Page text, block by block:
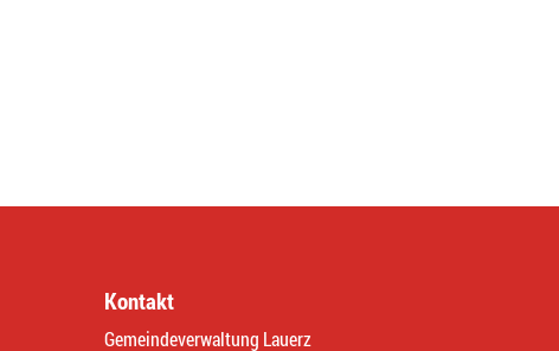
Kontakt
Gemeindeverwaltung Lauerz